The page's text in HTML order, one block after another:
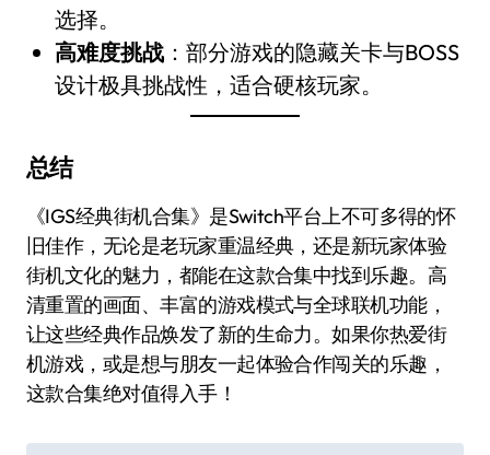
选择。
高难度挑战：部分游戏的隐藏关卡与BOSS
设计极具挑战性，适合硬核玩家。
总结
《IGS经典街机合集》是Switch平台上不可多得的怀
旧佳作，无论是老玩家重温经典，还是新玩家体验
街机文化的魅力，都能在这款合集中找到乐趣。高
清重置的画面、丰富的游戏模式与全球联机功能，
让这些经典作品焕发了新的生命力。如果你热爱街
机游戏，或是想与朋友一起体验合作闯关的乐趣，
这款合集绝对值得入手！